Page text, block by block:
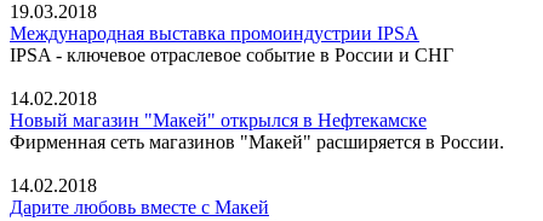
19.03.2018
Международная выставка промоиндустрии IPSA
IPSA - ключевое отраслевое событие в России и СНГ
14.02.2018
Новый магазин "Макей" открылся в Нефтекамске
Фирменная сеть магазинов "Макей" расширяется в России.
14.02.2018
Дарите любовь вместе с Макей